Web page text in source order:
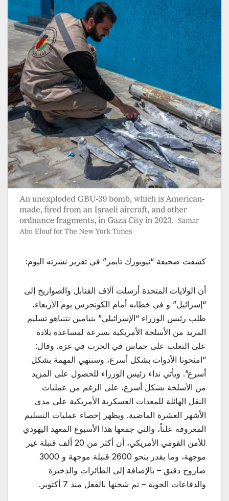
كشفت صحيفة “نيويورك تايمز” في تقرير نشرته اليوم:
أن الولايات المتحدة أرسلت آلاف القنابل والصواريخ إلى
“إسرائيل” و في خطابه أمام الكونجرس يوم الأربعاء،
طلب رئيس الوزراء “الإسرائيلي” بنيامين نتنياهو تسليم
المزيد من الأسلحة الأمريكية بسرعة لمساعدة بلاده
على التغلب على حماس في الحرب في غزة. وقال:
“امنحونا الأدوات بشكل أسرع، وسننهي المهمة بشكل
أسرع”. ويأتي نداء رئيس الوزراء للحصول على المزيد
من الأسلحة بشكل أسرع، على الرغم من عمليات
النقل الهائلة للمعدات العسكرية الأمريكية على مدى
الأشهر العشرة الماضية. ويظهر إحصاء عمليات التسليم
المعروفة علناً، والتي جمعها هذا الأسبوع المعهد اليهودي
للأمن القومي الأمريكي، أن أكثر من 20 ألف قنبلة غير
موجهة، وما يقدر بنحو 2600 قنبلة موجهة و 3000
صاروخ دقيق – بالإضافة إلى الطائرات والذخيرة
والدفاعات الجوية – تم شحنها بالفعل منذ 7 أكتوبر.